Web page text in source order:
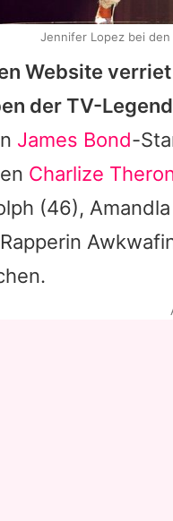
Website
der TV-
James Bond-
Charlize
(46),
Jennifer Lopez bei den